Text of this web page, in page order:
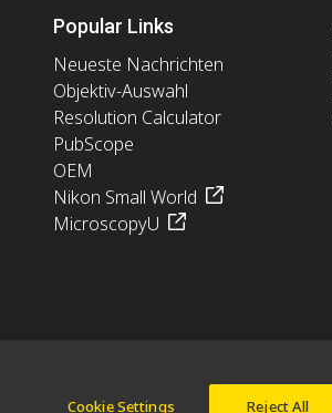
Popular Links
Neueste Nachrichten
Objektiv-Auswahl
Resolution Calculator
PubScope
OEM
Nikon Small World
MicroscopyU
Cookie Settings Reject All